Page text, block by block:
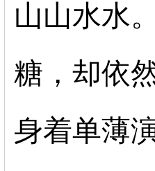
山山水水
糖，却依
身着单薄